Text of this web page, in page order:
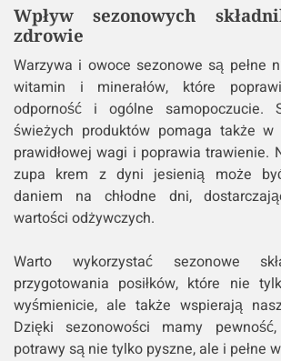
Wpływ sezonowych
zdrowie
Warzywa i owoce sezonowe są pełne
witamin i minerałów, które
odporność i ogólne samopoczucie.
świeżych produktów pomaga także w
prawidłowej wagi i poprawia trawienie.
zupa krem z dyni jesienią może
daniem na chłodne dni,
wartości odżywczych.
Warto wykorzystać sezonowe
przygotowania posiłków, które nie
wyśmienicie, ale także wspierają
Dzięki sezonowości mamy
potrawy są nie tylko pyszne, ale i pełne